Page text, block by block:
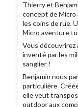
Thierry et
concept de Micro
les coins de rue.
Micro aventure
Vous découvrirez
inventé par les
sanglier !
Benjamin nous
particulière.
elle veut
outdoor aux